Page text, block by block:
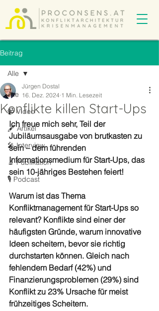
Beitrag
Alle
📹 Video
🖋️ Artikel
🎤 Interview
🔬 Publikation
🎙️ Podcast
Alle
Konflikte killen Start-Ups
Jürgen Dostal
16. Dez. 2024 1 Min. Lesezeit
Ich freue mich sehr, Teil der
Jubiläumsausgabe von brutkasten zu
sein – dem führenden
Informationsmedium für Start-Ups, das
sein 10-jähriges Bestehen feiert!
Warum ist das Thema
Konfliktmanagement für Start-Ups so
relevant? Konflikte sind einer der
häufigsten Gründe, warum innovative
Ideen scheitern, bevor sie richtig
durchstarten können. Gleich nach
fehlendem Bedarf (42%) und
Finanzierungsproblemen (29%) sind
Konflikt zu 23% Ursache für meist
frühzeitiges Scheitern.